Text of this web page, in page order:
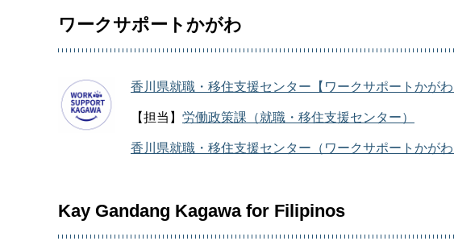
ワークサポートかがわ
香川県就職・移住支援センター【ワークサポートかが
【担当】 労働政策課（就職・移住支援センター）
香川県就職・移住支援センター（ワークサポートかが
Kay Gandang Kagawa for Filipinos